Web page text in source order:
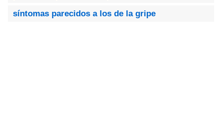
síntomas parecidos a los de la gripe